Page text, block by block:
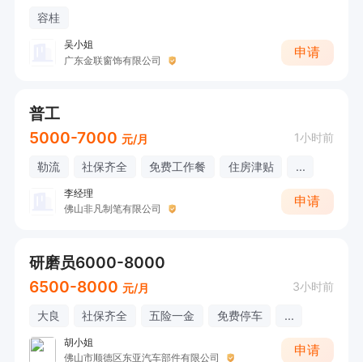
容桂
吴小姐
广东金联窗饰有限公司
申请
普工
5000-7000 元/月 1小时前
勒流 社保齐全 免费工作餐 住房津贴 ...
李经理
佛山非凡制笔有限公司
申请
研磨员6000-8000
6500-8000 元/月 3小时前
大良 社保齐全 五险一金 免费停车 ...
胡小姐
佛山市顺德区东亚汽车部件有限公司
申请